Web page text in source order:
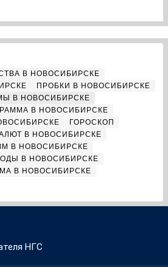
В НОВОСИБИРСКЕ
ПРОБКИ В НОВОСИБИРСКЕ
В НОВОСИБИРСКЕ
В НОВОСИБИРСКЕ
ГОРОСКОП
В НОВОСИБИРСКЕ
В НОВОСИБИРСКЕ
В НОВОСИБИРСКЕ
В НОВОСИБИРСКЕ
НГС